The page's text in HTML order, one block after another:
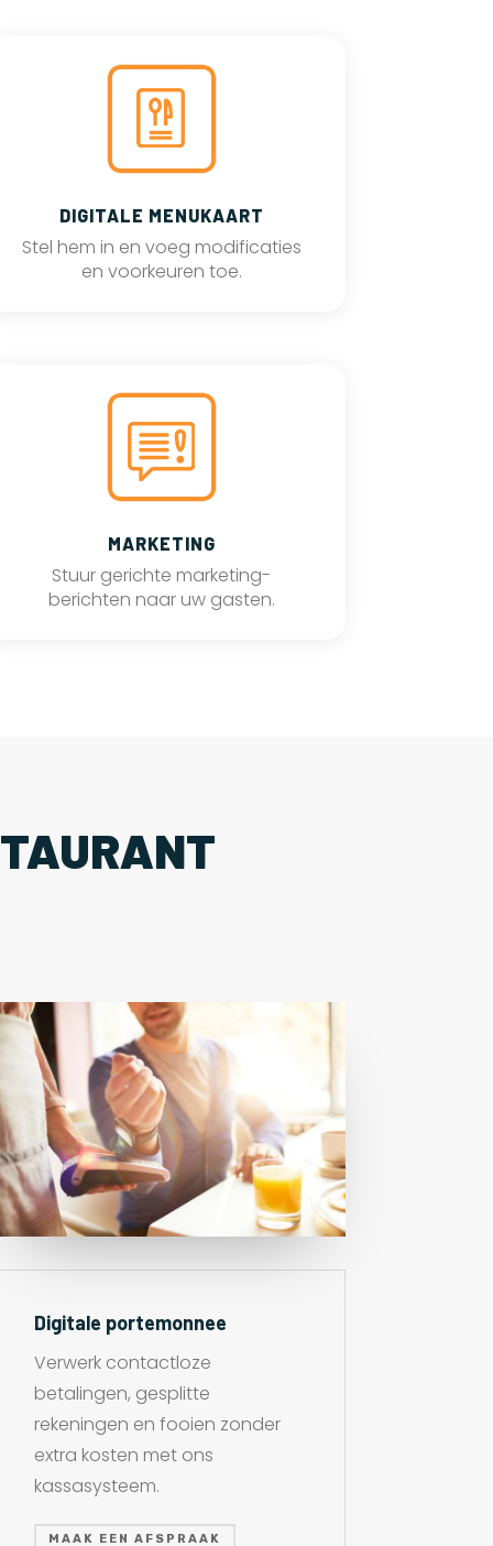
DIGITALE MENUKAART
Stel hem in en voeg modificaties
en voorkeuren toe.
MARKETING
Stuur gerichte marketing-
berichten naar uw gasten.
Digitale portemonnee
Verwerk contactloze
betalingen, gesplitte
rekeningen en fooien zonder
extra kosten met ons
kassasysteem.
MAAK EEN AFSPRAAK